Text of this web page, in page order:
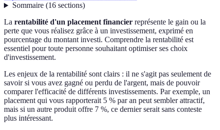
Sommaire(16 sections)
La rentabilité d'un placement financier représente le gain ou la
perte que vous réalisez grâce à un investissement, exprimé en
pourcentage du montant investi. Comprendre la rentabilité est
essentiel pour toute personne souhaitant optimiser ses choix
d'investissement.
Les enjeux de la rentabilité sont clairs : il ne s'agit pas seulement de
savoir si vous avez gagné ou perdu de l'argent, mais de pouvoir
comparer l'efficacité de différents investissements. Par exemple, un
placement qui vous rapporterait 5 % par an peut sembler attractif,
mais si un autre produit offre 7 %, ce dernier serait sans conteste
plus intéressant.